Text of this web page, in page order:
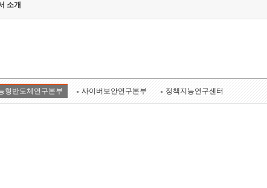
기획본부
소개
형반도체연구본부 사이버보안연구본부 정책지능연구센터